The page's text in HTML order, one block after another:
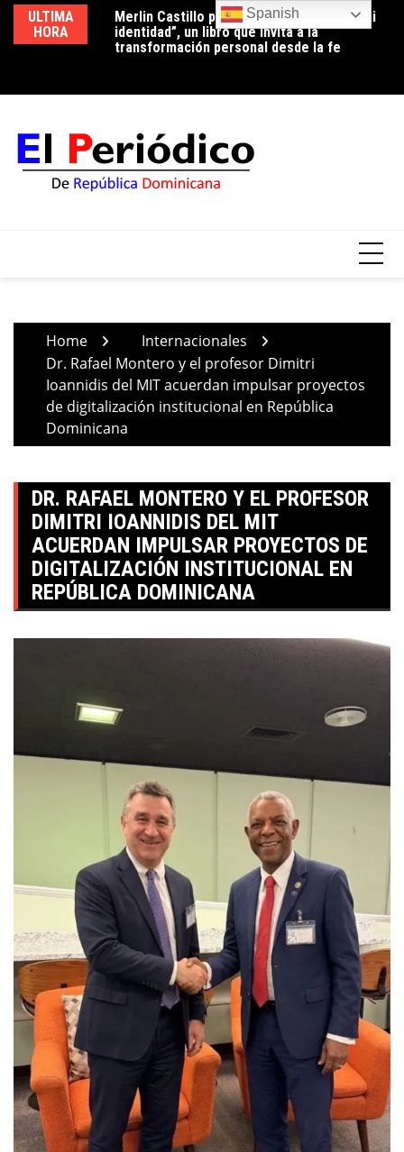
Skip
content
ULTIMA
HORA
Merlin Castillo presenta “Descubriendo mi
identidad”, un libro que invita a la
transformación personal desde la fe
Periodista Vicente Méndez pide la renuncia
del alcalde de Santo Domingo Oeste,
Francisco Peña, por deplorable situación de
Home
Internacionales
Dr. Rafael Montero y el profesor Dimitri
Ioannidis del MIT acuerdan impulsar proyectos
de digitalización institucional en República
Dominicana
DR. RAFAEL MONTERO Y EL PROFESOR
DIMITRI IOANNIDIS DEL MIT
ACUERDAN IMPULSAR PROYECTOS DE
DIGITALIZACIÓN INSTITUCIONAL EN
REPÚBLICA DOMINICANA
Spanish